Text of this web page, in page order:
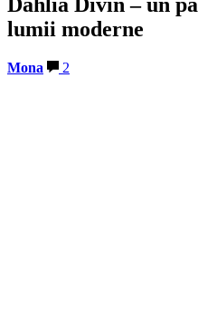
Dahlia Divin – un
lumii moderne
Mona 2